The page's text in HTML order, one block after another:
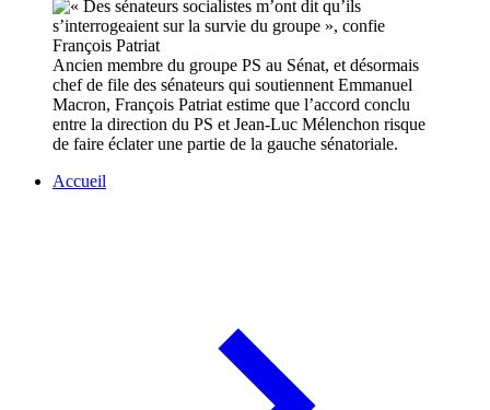
Ancien membre du groupe PS au Sénat, et désormais
chef de file des sénateurs qui soutiennent Emmanuel
Macron, François Patriat estime que l’accord conclu
entre la direction du PS et Jean-Luc Mélenchon risque
de faire éclater une partie de la gauche sénatoriale.
Accueil